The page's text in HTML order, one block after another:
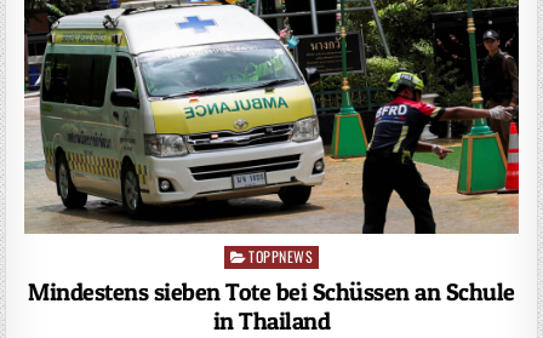
Posted
in
TOPPNEWS
Mindestens sieben Tote bei Schüssen an Schule
in Thailand